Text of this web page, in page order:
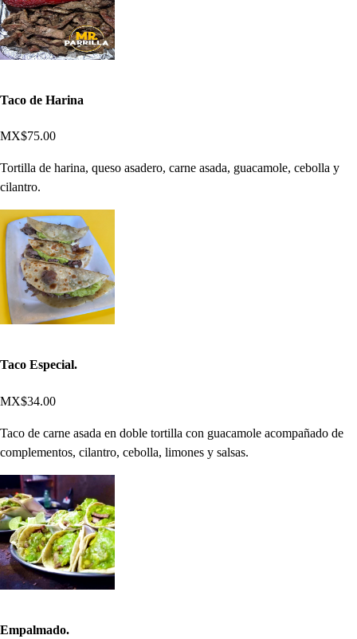
Taco de Harina
MX$75.00
Tortilla de harina, queso asadero, carne asada, guacamole, cebolla y
cilantro.
Taco Especial.
MX$34.00
Taco de carne asada en doble tortilla con guacamole acompañado de
complementos, cilantro, cebolla, limones y salsas.
Empalmado.